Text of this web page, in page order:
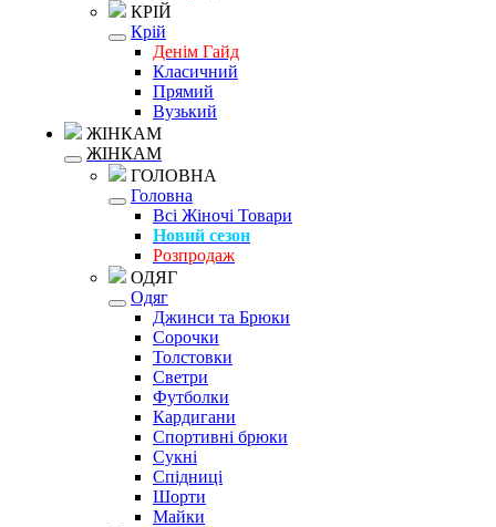
КРІЙ
Крій
Денім Гайд
Класичний
Прямий
Вузький
ЖІНКАМ
ЖІНКАМ
ГОЛОВНА
Головна
Всі Жіночі Товари
Новий сезон
Розпродаж
ОДЯГ
Одяг
Джинси та Брюки
Сорочки
Толстовки
Светри
Футболки
Кардигани
Спортивні брюки
Сукні
Спідниці
Шорти
Майки